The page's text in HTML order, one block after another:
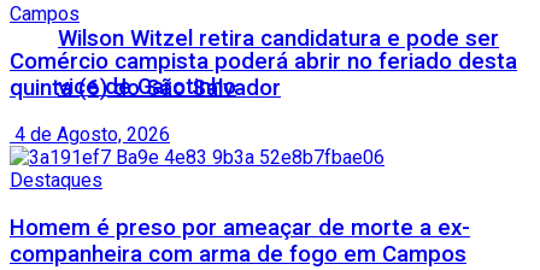
Wilson Witzel retira candidatura e pode ser
vice de Garotinho
Campos
Comércio campista poderá abrir no feriado desta
quinta (6) do São Salvador
4 de Agosto, 2026
Destaques
Homem é preso por ameaçar de morte a ex-
companheira com arma de fogo em Campos